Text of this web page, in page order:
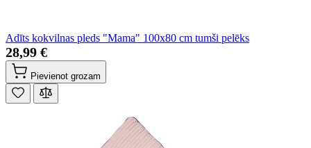
Adīts kokvilnas pleds "Mama" 100x80 cm tumši pelēks
28,99 €
Pievienot grozam